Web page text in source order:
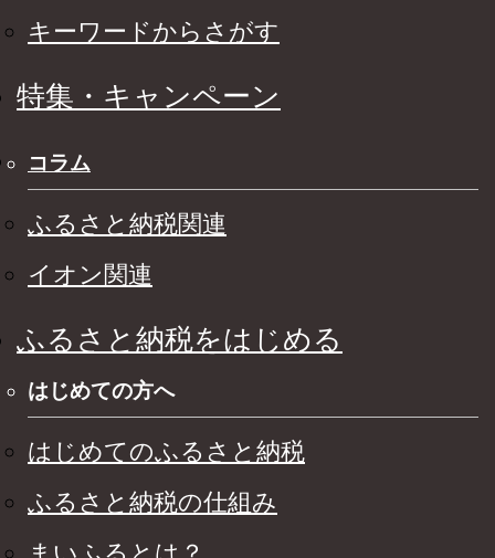
キーワードからさがす
特集・キャンペーン
コラム
ふるさと納税関連
イオン関連
ふるさと納税をはじめる
はじめての方へ
はじめてのふるさと納税
ふるさと納税の仕組み